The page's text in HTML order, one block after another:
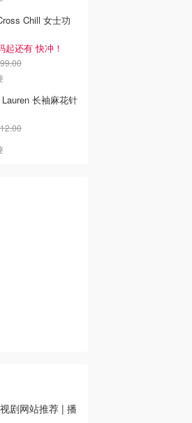
Chill 女士功
起还有 快冲！
袖麻花针
剧网站推荐 | 播